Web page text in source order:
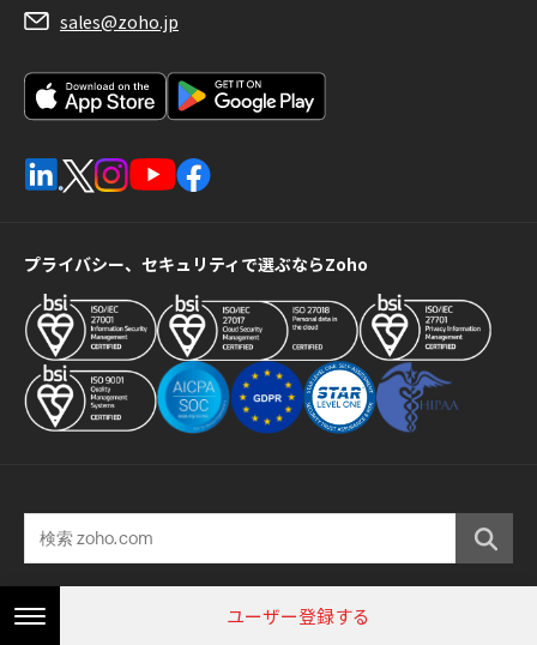
sales@zoho.jp
プライバシー、セキュリティで選ぶならZoho
© 2026, ZOHO Japan Corporation. All Rights Reserved.
ユーザー登録する